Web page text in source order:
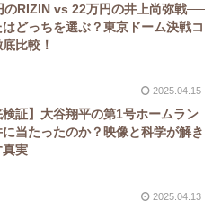
のRIZIN vs 22万円の井上尚弥戦──
はどっちを選ぶ？東京ドーム決戦コ
比較！
2025.04.15
検証】大谷翔平の第1号ホームラン
に当たったのか？映像と科学が解き
真実
2025.04.13